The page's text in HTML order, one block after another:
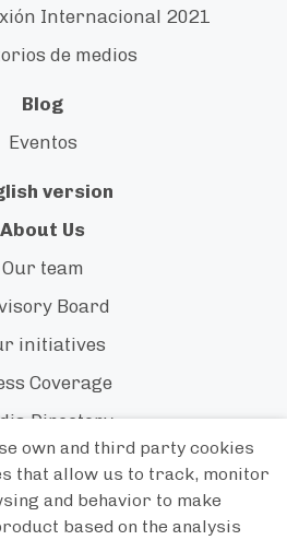
Internacional 2021
de medios
Blog
Eventos
version
About Us
Our team
Board
initiatives
Coverage
Directory
& Reports
-Terms of sale-Terms of use
own and third party cookies
that allow us to track, monitor
and behavior to make
based on the analysis